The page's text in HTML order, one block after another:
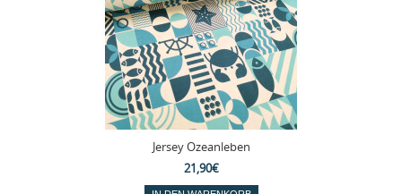
Jersey Ozeanleben
21,90€